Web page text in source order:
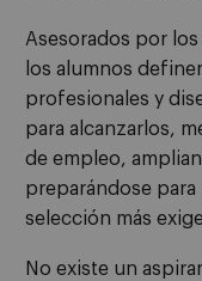
Asesorados por los
los alumnos
profesionales y
para alcanzarlos,
de empleo,
preparándose
selección más
No existe un